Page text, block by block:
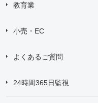
教育業
小売・EC
よくあるご質問
24時間365日監視